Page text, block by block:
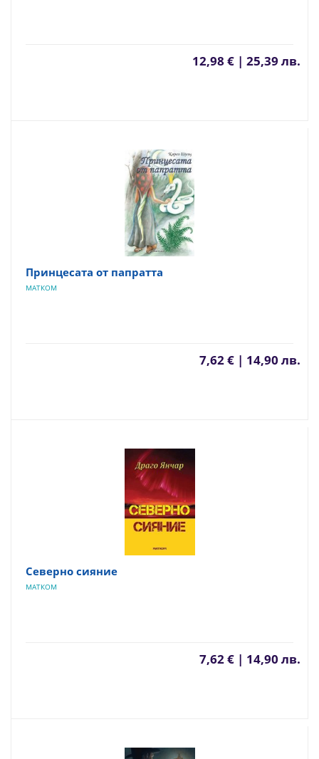
12,98 € | 25,39 лв.
Принцесата от папратта
МАТКОМ
7,62 € | 14,90 лв.
Северно сияние
МАТКОМ
7,62 € | 14,90 лв.